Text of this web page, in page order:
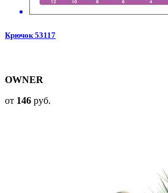
Крючок 53117
OWNER
от 146 руб.